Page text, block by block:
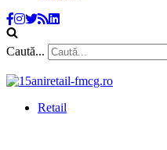
Caută...
Retail